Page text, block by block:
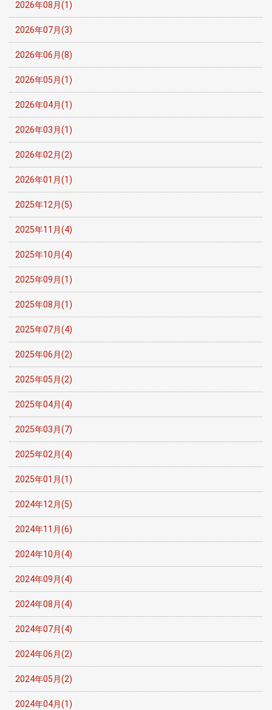
2026年08月(1)
2026年07月(3)
2026年06月(8)
2026年05月(1)
2026年04月(1)
2026年03月(1)
2026年02月(2)
2026年01月(1)
2025年12月(5)
2025年11月(4)
2025年10月(4)
2025年09月(1)
2025年08月(1)
2025年07月(4)
2025年06月(2)
2025年05月(2)
2025年04月(4)
2025年03月(7)
2025年02月(4)
2025年01月(1)
2024年12月(5)
2024年11月(6)
2024年10月(4)
2024年09月(4)
2024年08月(4)
2024年07月(4)
2024年06月(2)
2024年05月(2)
2024年04月(1)